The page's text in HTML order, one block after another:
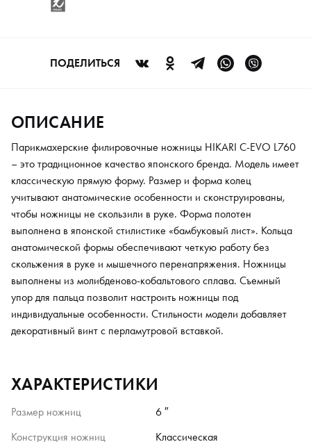
без скольжения в руке и мышечного перенапряжения.
индивидуальные особенности. Стильности модели добавляет
декоративный винт с перламутровой вставкой.
ПОДЕЛИТЬСЯ
ОПИСАНИЕ
Парикмахерские филировочные ножницы HIKARI C-EVO L760
– это традиционное качество японского бренда. Модель имеет
классическую прямую форму. Размер и форма колец
учитывают анатомические особенности и сконструированы,
чтобы ножницы не скользили в руке. Форма полотен
выполнена в японской стилистике «бамбуковый лист». Кольца
анатомической формы обеспечивают четкую работу без
скольжения в руке и мышечного перенапряжения. Ножницы
выполнены из молибденово-кобальтового сплава. Съемный
упор для пальца позволит настроить ножницы под
индивидуальные особенности. Стильности модели добавляет
декоративный винт с перламутровой вставкой.
ХАРАКТЕРИСТИКИ
Размер ножниц
6 ″
Конструкция ножниц
Классическая